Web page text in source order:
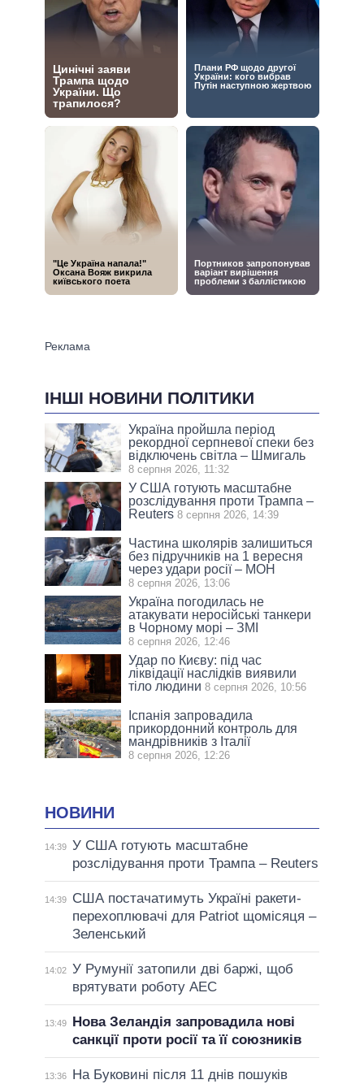
ІНШІ НОВИНИ ПОЛІТИКИ
Україна пройшла період
рекордної серпневої спеки без
відключень світла – Шмигаль
8 серпня 2026, 11:32
У США готують масштабне
розслідування проти Трампа –
Reuters 8 серпня 2026, 14:39
Частина школярів залишиться
без підручників на 1 вересня
через удари росії – МОН
8 серпня 2026, 13:06
Україна погодилась не
атакувати неросійські танкери
в Чорному морі – ЗМІ
8 серпня 2026, 12:46
Удар по Києву: під час
ліквідації наслідків виявили
тіло людини 8 серпня 2026, 10:56
Іспанія запровадила
прикордонний контроль для
мандрівників з Італії
8 серпня 2026, 12:26
НОВИНИ
14:39 У США готують масштабне
розслідування проти Трампа – Reuters
14:39
США постачатимуть Україні ракети-
перехоплювачі для Patriot щомісяця –
Зеленський
14:02 У Румунії затопили дві баржі, щоб
врятувати роботу АЕС
13:49
Нова Зеландія запровадила нові
санкції проти росії та її союзників
13:36
На Буковині після 11 днів пошуків